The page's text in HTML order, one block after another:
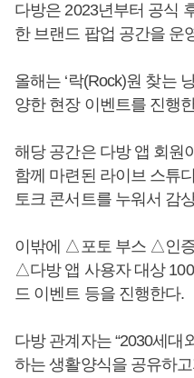
다방은 2023년부터 공식
한 브랜드 팝업 공간을 운
올해는 ‘락(Rock)원 찾는
양한 현장 이벤트를 진행
해당 공간은 다방 앱 회원
함께 마련된 라이브 스튜
토크 콘서트를 누워서 감
이밖에 △포토 부스 △인
△다방 앱 사용자 대상
드 이벤트 등을 진행한다.
다방 관계자는 “2030세대
하는 생활양식을 공유하